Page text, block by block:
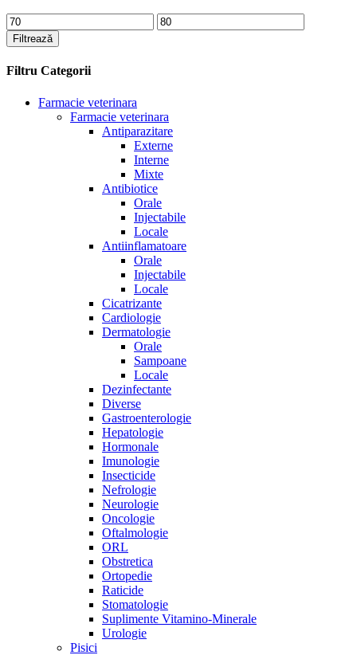
Preț
minim
Preț
maxim
Filtrează
Filtru Categorii
Farmacie veterinara
Farmacie veterinara
Antiparazitare
Externe
Interne
Mixte
Antibiotice
Orale
Injectabile
Locale
Antiinflamatoare
Orale
Injectabile
Locale
Cicatrizante
Cardiologie
Dermatologie
Orale
Sampoane
Locale
Dezinfectante
Diverse
Gastroenterologie
Hepatologie
Hormonale
Imunologie
Insecticide
Nefrologie
Neurologie
Oncologie
Oftalmologie
ORL
Obstretica
Ortopedie
Raticide
Stomatologie
Suplimente Vitamino-Minerale
Urologie
Pisici